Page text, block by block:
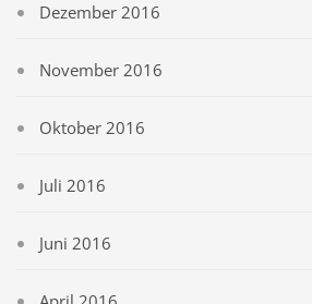
Dezember 2016
November 2016
Oktober 2016
Juli 2016
Juni 2016